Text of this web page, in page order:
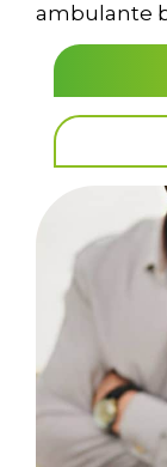
ambulante